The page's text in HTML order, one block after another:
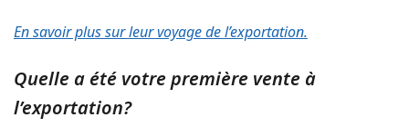
En savoir plus sur leur voyage de l’exportation.
Quelle a été votre première vente à
l’exportation?